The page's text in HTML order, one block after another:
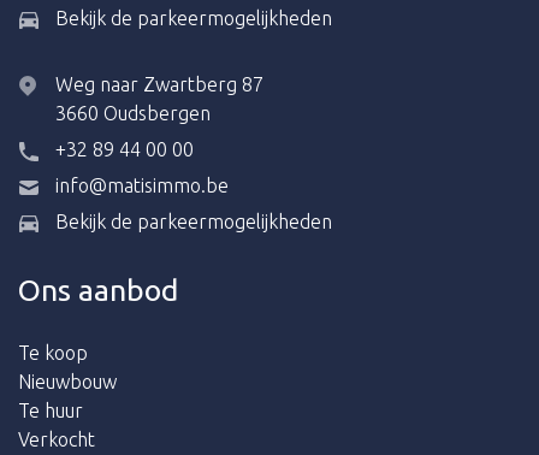
Bekijk de parkeermogelijkheden
Weg naar Zwartberg 87
3660 Oudsbergen
+32 89 44 00 00
info@matisimmo.be
Bekijk de parkeermogelijkheden
Ons aanbod
Te koop
Nieuwbouw
Te huur
Verkocht